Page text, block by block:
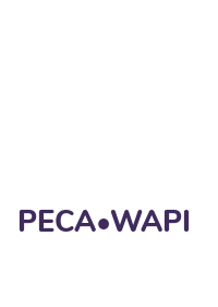
Aller au contenu
PECA•WAPI